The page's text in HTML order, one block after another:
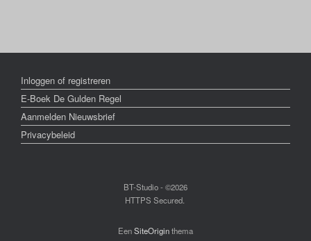
Inloggen of registreren
E-Boek De Gulden Regel
Aanmelden Nieuwsbrief
Privacybeleid
BT-Studio - ©2026
HTTPS Secured.
EenSiteOriginthema